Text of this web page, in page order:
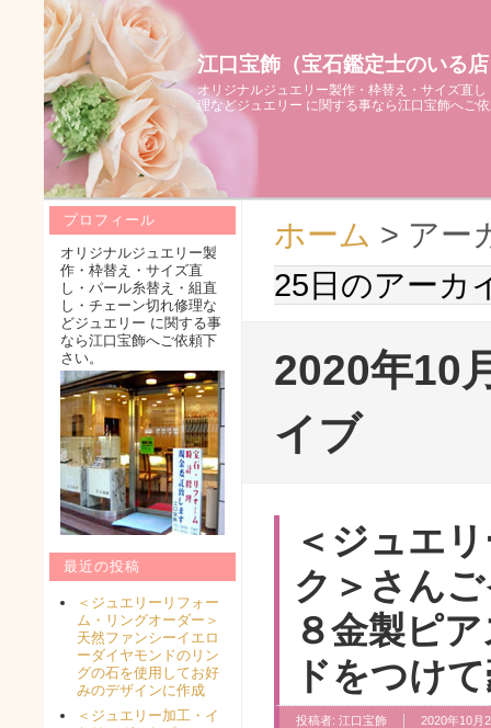
江口宝飾（宝石鑑定士のいる
オリジナルジュエリー製作・枠替え・サイズ直
理などジュエリー に関する事なら江口宝飾へご
ホーム > アー
25日のアーカ
2020年10
イブ
＜ジュエ
ク＞さん
８金製ピ
ドをつけ
投稿者: 江口宝飾
2020年10月
プロフィール
オリジナルジュエリー製
作・枠替え・サイズ直
し・パール糸替え・組直
し・チェーン切れ修理な
どジュエリー に関する事
なら江口宝飾へご依頼下
さい。
最近の投稿
＜ジュエリーリフォー
ム・リングオーダー＞
天然ファンシーイエロ
ーダイヤモンドのリン
グの石を使用してお好
みのデザインに作成
＜ジュエリー加工・イ